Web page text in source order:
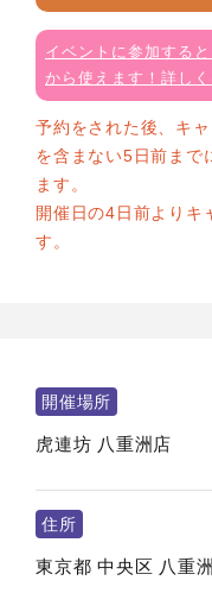
イベントに参加する
から使えます！詳し
予約をされた後、キ
を含まない5日前まで
ます。
開催日の4日前よりキ
す。
開催場所
虎連坊 八重洲店
住所
東京都 中央区 八重